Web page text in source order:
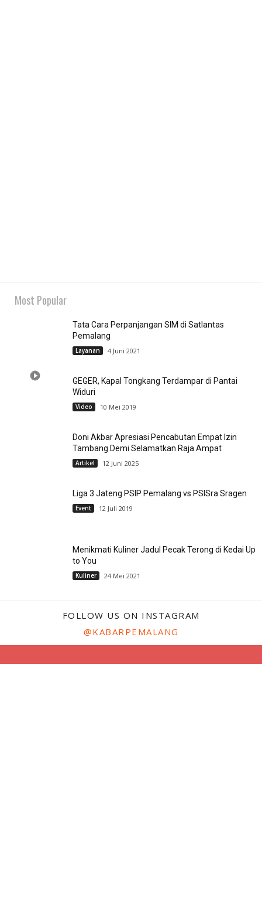
Most Popular
Tata Cara Perpanjangan SIM di Satlantas
Pemalang
Layanan 4 Juni 2021
GEGER, Kapal Tongkang Terdampar di Pantai
Widuri
Video 10 Mei 2019
Doni Akbar Apresiasi Pencabutan Empat Izin
Tambang Demi Selamatkan Raja Ampat
Artikel 12 Juni 2025
Liga 3 Jateng PSIP Pemalang vs PSISra Sragen
Event 12 Juli 2019
Menikmati Kuliner Jadul Pecak Terong di Kedai Up
to You
Kuliner 24 Mei 2021
FOLLOW US ON INSTAGRAM
@KABARPEMALANG